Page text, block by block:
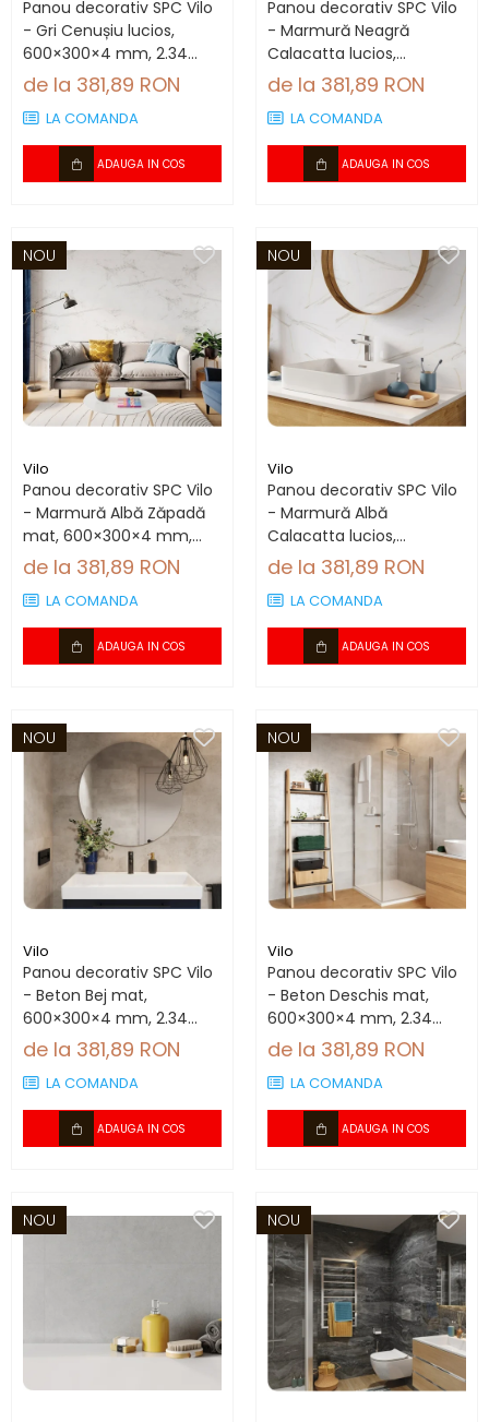
Panou decorativ SPC Vilo
- Gri Cenușiu lucios,
600×300×4 mm, 2.34
mp/cutie (13 panouri)
de la 381,89 RON
LA COMANDA
ADAUGA IN COS
Panou decorativ SPC Vilo
- Marmură Neagră
Calacatta lucios,
600×300×4 mm, 2.34
mp/cutie (13 panouri)
de la 381,89 RON
LA COMANDA
ADAUGA IN COS
NOU
Vilo
Panou decorativ SPC Vilo
- Marmură Albă Zăpadă
mat, 600×300×4 mm,
2.34 mp/cutie (13
de la 381,89 RON
LA COMANDA
ADAUGA IN COS
NOU
Vilo
Panou decorativ SPC Vilo
- Marmură Albă
Calacatta lucios,
600×300×4 mm, 2.34
mp/cutie (13 panouri)
de la 381,89 RON
LA COMANDA
ADAUGA IN COS
NOU
Vilo
Panou decorativ SPC Vilo
- Beton Bej mat,
600×300×4 mm, 2.34
mp/cutie (13 panouri)
de la 381,89 RON
LA COMANDA
ADAUGA IN COS
NOU
Vilo
Panou decorativ SPC Vilo
- Beton Deschis mat,
600×300×4 mm, 2.34
mp/cutie (13 panouri)
de la 381,89 RON
LA COMANDA
ADAUGA IN COS
NOU NOU